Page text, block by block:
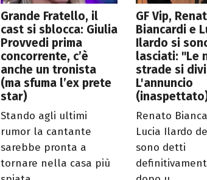
Grande Fratello, il
cast si sblocca: Giulia
Provvedi prima
concorrente, c’è
anche un tronista
(ma sfuma l’ex prete
star)
Stando agli ultimi
rumor la cantante
sarebbe pronta a
tornare nella casa più
GF Vip,
Biancardi e
Ilardo si
lasciati: "Le
strade si
L'annuncio
Renato
Lucia Ilardo
sono detti